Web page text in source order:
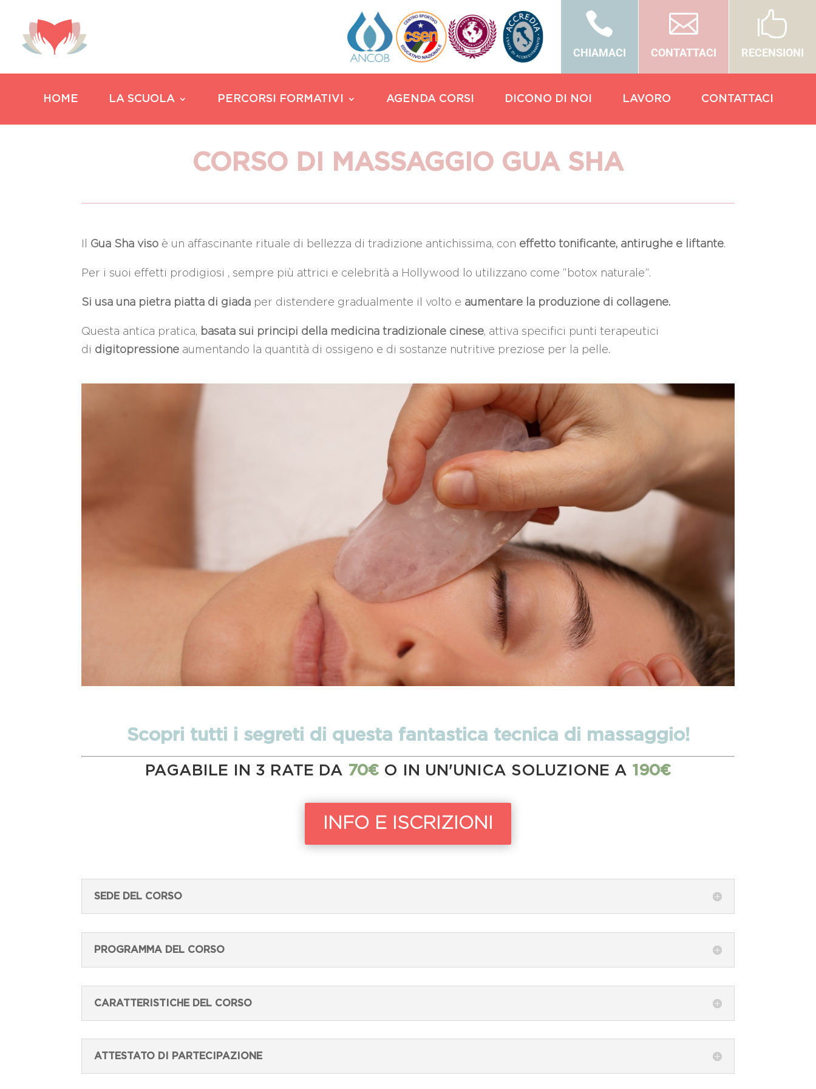

CHIAMACI

CONTATTACI

RECENSIONI
HOME LA SCUOLA PERCORSI FORMATIVI AGENDA CORSI DICONO DI NOI LAVORO CONTATTACI
CORSO DI MASSAGGIO GUA SHA
Gua Sha viso è un affascinante rituale di bellezza di tradizione antichissima, con effetto tonificante, antirughe e liftante.
Per i suoi effetti prodigiosi , sempre più attrici e celebrità a Hollywood lo utilizzano come “botox naturale”.
Si usa una pietra piatta di giada per distendere gradualmente il volto e aumentare la produzione di collagene.
Questa antica pratica, basata sui principi della medicina tradizionale cinese, attiva specifici punti terapeutici
di digitopressione aumentando la quantità di ossigeno e di sostanze nutritive preziose per la pelle.
Scopri tutti i segreti di questa fantastica tecnica di massaggio!
PAGABILE IN 3 RATE DA 70€ O IN UN'UNICA SOLUZIONE A 190€
INFO E ISCRIZIONI
SEDE DEL CORSO
PROGRAMMA DEL CORSO
CARATTERISTICHE DEL CORSO
ATTESTATO DI PARTECIPAZIONE